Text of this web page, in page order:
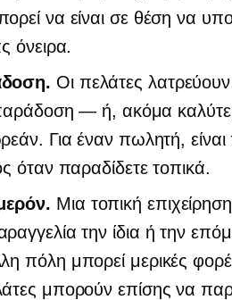
να είναι σε θέση να
όνειρα.
Οι πελάτες
παράδοση — ή, ακόμα
Για έναν πωλητή,
όταν παραδίδετε τοπικά.
Μια τοπική
την ίδια ή την
πόλη μπορεί μερικές
μπορούν επίσης να